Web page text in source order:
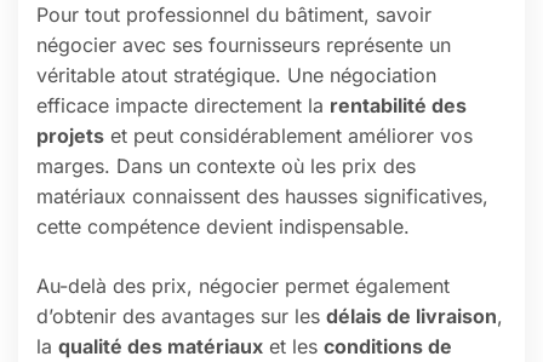
Pour tout professionnel du bâtiment, savoir
négocier avec ses fournisseurs représente un
véritable atout stratégique. Une négociation
efficace impacte directement la rentabilité des
projets et peut considérablement améliorer vos
marges. Dans un contexte où les prix des
matériaux connaissent des hausses significatives,
cette compétence devient indispensable.
Au-delà des prix, négocier permet également
d’obtenir des avantages sur les délais de livraison,
la qualité des matériaux et les conditions de